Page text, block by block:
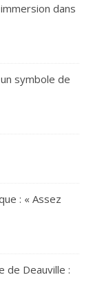
dans
symbole de
: « Assez
de Deauville :